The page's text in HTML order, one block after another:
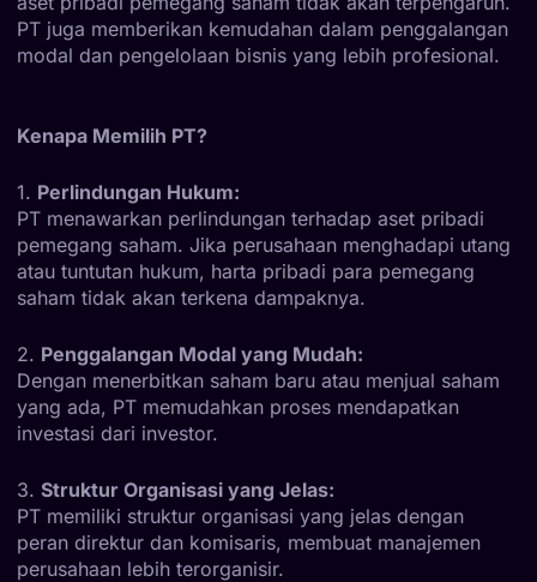
PT juga memberikan kemudahan dalam penggalangan
modal dan pengelolaan bisnis yang lebih profesional.
Kenapa Memilih PT?
1. Perlindungan Hukum:
PT menawarkan perlindungan terhadap aset pribadi
pemegang saham. Jika perusahaan menghadapi utang
atau tuntutan hukum, harta pribadi para pemegang
saham tidak akan terkena dampaknya.
2. Penggalangan Modal yang Mudah:
Dengan menerbitkan saham baru atau menjual saham
yang ada, PT memudahkan proses mendapatkan
investasi dari investor.
3. Struktur Organisasi yang Jelas:
PT memiliki struktur organisasi yang jelas dengan
peran direktur dan komisaris, membuat manajemen
perusahaan lebih terorganisir.